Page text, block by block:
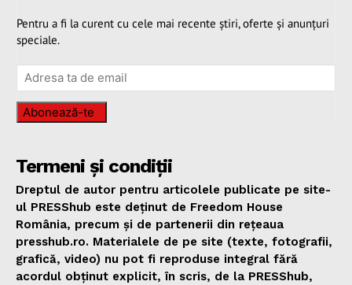
Pentru a fi la curent cu cele mai recente știri, oferte și anunțuri
speciale.
Abonează-te
Termeni și condiții
Dreptul de autor pentru articolele publicate pe site-
ul PRESShub este deținut de Freedom House
România, precum și de partenerii din rețeaua
presshub.ro. Materialele de pe site (texte, fotografii,
grafică, video) nu pot fi reproduse integral fără
acordul obținut explicit, în scris, de la PRESShub,